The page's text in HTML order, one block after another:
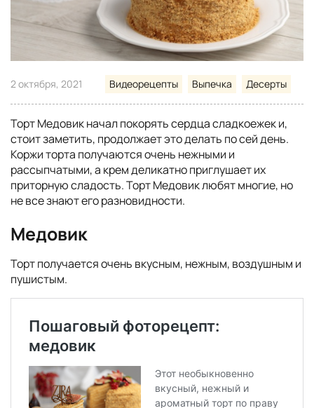
2 октября, 2021 Видеорецепты Выпечка Десерты
Торт Медовик начал покорять сердца сладкоежек и,
стоит заметить, продолжает это делать по сей день.
Коржи торта получаются очень нежными и
рассыпчатыми, а крем деликатно приглушает их
приторную сладость. Торт Медовик любят многие, но
не все знают его разновидности.
Медовик
Торт получается очень вкусным, нежным, воздушным и
пушистым.